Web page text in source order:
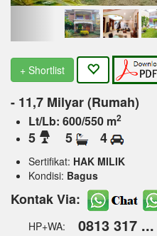
+ Shortlist
- 11,7 Milyar (Rumah)
Lt/Lb: 600/550 m2
5 5 4
Sertifikat: HAK MILIK
Kondisi: Bagus
Kontak Via:
HP+WA: 0813 317 ...